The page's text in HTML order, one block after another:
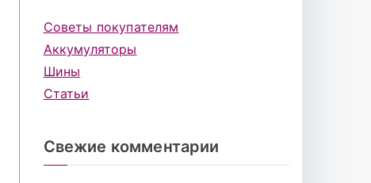
Советы покупателям
Аккумуляторы
Шины
Статьи
Свежие комментарии